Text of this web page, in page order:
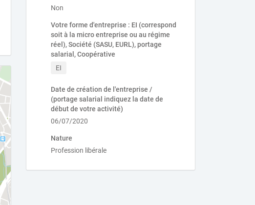
Non
Votre forme d'entreprise : EI (correspond
soit à la micro entreprise ou au régime
réel), Société (SASU, EURL), portage
salarial, Coopérative
EI
Date de création de l'entreprise /
(portage salarial indiquez la date de
début de votre activité)
06/07/2020
Nature
Profession libérale